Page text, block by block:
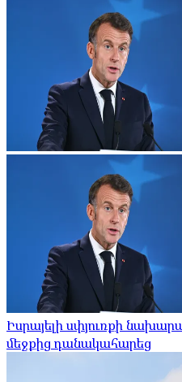
Իսրայելի սփյուռքի
մեջքից դանակահարեց